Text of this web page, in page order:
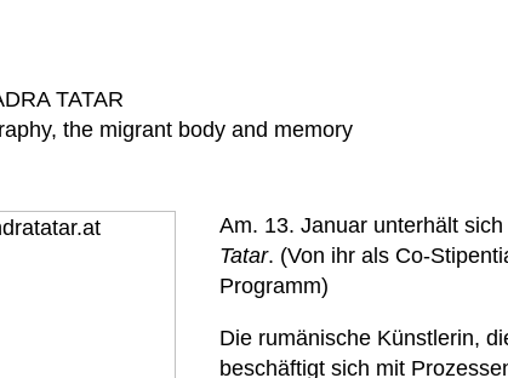
TATAR
the migrant body and memory
Am. 13. Januar unterhält
Tatar. (Von ihr als Co-
Programm)
Die rumänische Künstlerin,
beschäftigt sich mit